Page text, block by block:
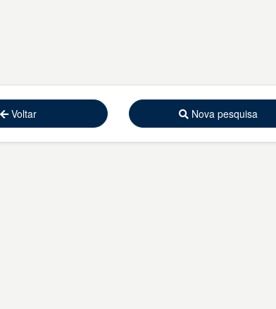
Voltar Nova pesquisa